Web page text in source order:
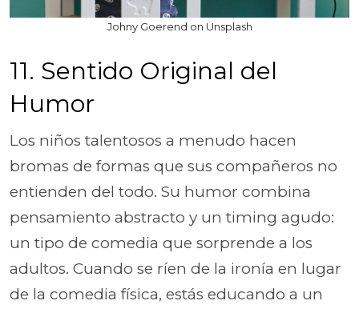
Johny Goerend on Unsplash
11. Sentido Original del
Humor
Los niños talentosos a menudo hacen
bromas de formas que sus compañeros no
entienden del todo. Su humor combina
pensamiento abstracto y un timing agudo:
un tipo de comedia que sorprende a los
adultos. Cuando se ríen de la ironía en lugar
de la comedia física, estás educando a un